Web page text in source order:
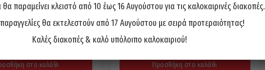
Πορτογαλίας Τρίγωνη 6″
3,80€
στο καλάθι
Λίμα FETEIRA Πορτογαλίας Τρίγωνη Slim
3,50
Προσθήκη στο καλάθι
παραμείνει κλειστό από 10 έως 16 Αυγούστου για τις καλοκαιρινές διακοπές.
θα εκτελεστούν από 17 Αυγούστου με σειρά προτεραιότητας!
Καλές διακοπές & καλό υπόλοιπο καλοκαιριού!